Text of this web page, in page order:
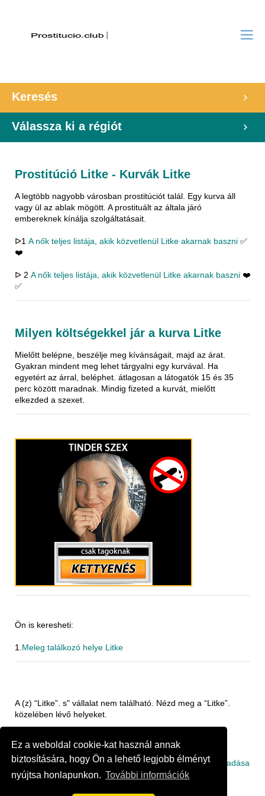
Ez a weboldal cookie-kat használ annak
biztosítására, hogy Ön a lehető legjobb élményt
nyújtsa honlapunkon. További információk
Keresés
Válassza ki a régiót
Prostitúció Litke - Kurvák Litke
A legtöbb nagyobb városban prostitúciót talál. Egy kurva áll
vagy ül az ablak mögött. A prostituált az általa járó
embereknek kínálja szolgáltatásait.
ᐅ1 A nők teljes listája, akik közvetlenül Litke akarnak baszni ✅
❤️
ᐅ 2 A nők teljes listája, akik közvetlenül Litke akarnak baszni ❤️
✅
Milyen költségekkel jár a kurva Litke
Mielőtt belépne, beszélje meg kívánságait, majd az árat.
Gyakran mindent meg lehet tárgyalni egy kurvával. Ha
egyetért az árral, beléphet. átlagosan a látogatók 15 és 35
perc között maradnak. Mindig fizeted a kurvát, mielőtt
elkezded a szexet.
Ön is keresheti:
1. Meleg találkozó helye Litke
A (z) “Litke”. s" vállalat nem található. Nézd meg a “Litke”.
közelében lévő helyeket.
88.41 km Cég Budapest
Ön vagy ismeri company ban Litke?Ingyenes cég hozzáadása